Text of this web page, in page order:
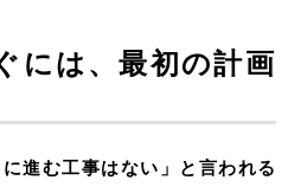
には、最初の計画
進む工事はない」と言われる